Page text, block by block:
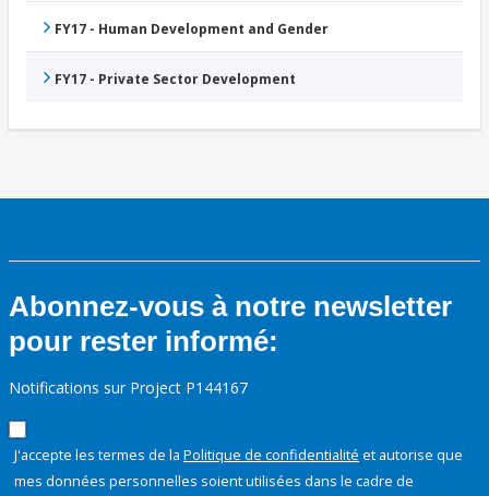
FY17 - Human Development and Gender
FY17 - Private Sector Development
Abonnez-vous à notre newsletter
pour rester informé:
Notifications sur Project P144167
J'accepte les termes de la Politique de confidentialité et autorise que
mes données personnelles soient utilisées dans le cadre de